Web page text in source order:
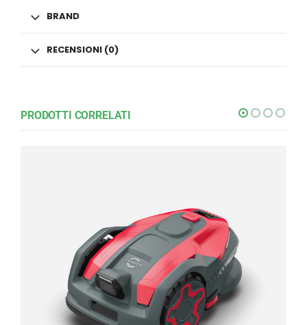
BRAND
RECENSIONI (0)
PRODOTTI CORRELATI